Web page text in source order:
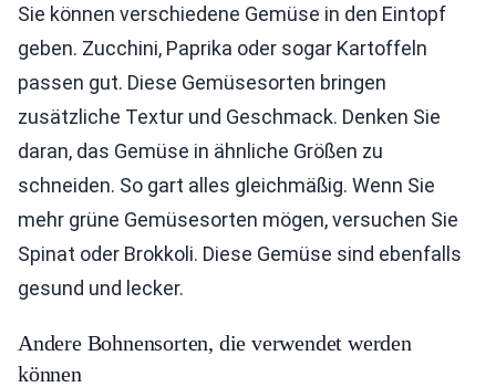
Sie können verschiedene Gemüse in den Eintopf
geben. Zucchini, Paprika oder sogar Kartoffeln
passen gut. Diese Gemüsesorten bringen
zusätzliche Textur und Geschmack. Denken Sie
daran, das Gemüse in ähnliche Größen zu
schneiden. So gart alles gleichmäßig. Wenn Sie
mehr grüne Gemüsesorten mögen, versuchen Sie
Spinat oder Brokkoli. Diese Gemüse sind ebenfalls
gesund und lecker.
Andere Bohnensorten, die verwendet werden
können